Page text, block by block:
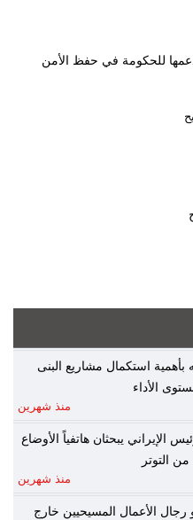
للحكومة في حفظ الأمن
بأهمية استكمال مشاريع البنى
الأداء
منذ شهرين
الإيراني يبحثان هاتفياً الأوضاع
التوتر
منذ شهرين
رجال الأعمال المسيحيين خارج